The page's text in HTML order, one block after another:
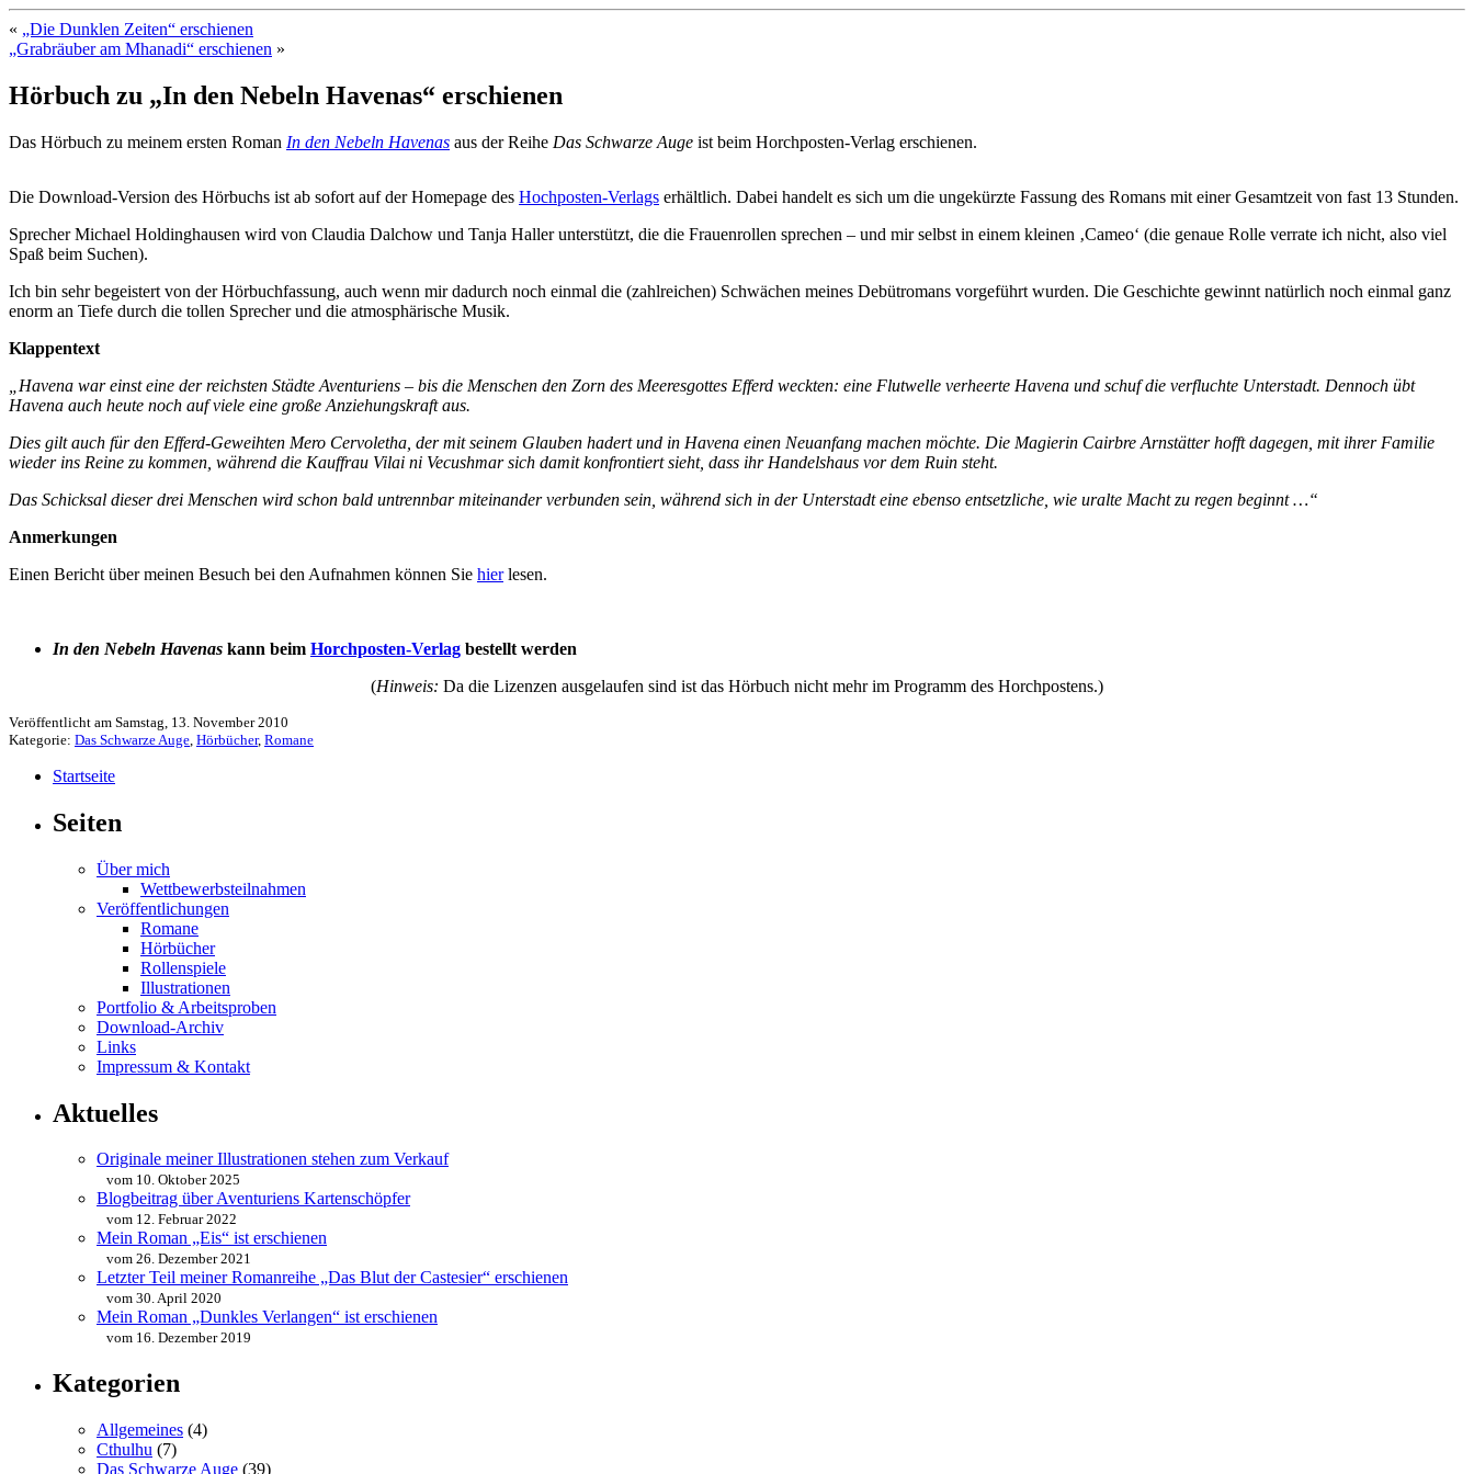
« „Die Dunklen Zeiten“ erschienen
„Grabräuber am Mhanadi“ erschienen »
Hörbuch zu „In den Nebeln Havenas“ erschienen
Das Hörbuch zu meinem ersten Roman In den Nebeln Havenas aus der Reihe Das Schwarze Auge ist beim Horchposten-Verlag erschienen.
Die Download-Version des Hörbuchs ist ab sofort auf der Homepage des Hochposten-Verlags erhältlich. Dabei handelt es sich um die ungekürzte Fassung des Romans mit einer Gesamtzeit von fast 13 Stunden.
Sprecher Michael Holdinghausen wird von Claudia Dalchow und Tanja Haller unterstützt, die die Frauenrollen sprechen – und mir selbst in einem kleinen ‚Cameo‘ (die genaue Rolle verrate ich nicht, also viel
Spaß beim Suchen).
Ich bin sehr begeistert von der Hörbuchfassung, auch wenn mir dadurch noch einmal die (zahlreichen) Schwächen meines Debütromans vorgeführt wurden. Die Geschichte gewinnt natürlich noch einmal ganz
enorm an Tiefe durch die tollen Sprecher und die atmosphärische Musik.
Klappentext
„Havena war einst eine der reichsten Städte Aventuriens – bis die Menschen den Zorn des Meeresgottes Efferd weckten: eine Flutwelle verheerte Havena und schuf die verfluchte Unterstadt. Dennoch übt
Havena auch heute noch auf viele eine große Anziehungskraft aus.
Dies gilt auch für den Efferd-Geweihten Mero Cervoletha, der mit seinem Glauben hadert und in Havena einen Neuanfang machen möchte. Die Magierin Cairbre Arnstätter hofft dagegen, mit ihrer Familie
wieder ins Reine zu kommen, während die Kauffrau Vilai ni Vecushmar sich damit konfrontiert sieht, dass ihr Handelshaus vor dem Ruin steht.
Das Schicksal dieser drei Menschen wird schon bald untrennbar miteinander verbunden sein, während sich in der Unterstadt eine ebenso entsetzliche, wie uralte Macht zu regen beginnt …“
Anmerkungen
Einen Bericht über meinen Besuch bei den Aufnahmen können Sie hierlesen.
In den Nebeln Havenas kann beim Horchposten-Verlag bestellt werden
(Hinweis: Da die Lizenzen ausgelaufen sind ist das Hörbuch nicht mehr im Programm des Horchpostens.)
Veröffentlicht am Samstag, 13. November 2010
Kategorie: Das Schwarze Auge Hörbücher, Romane
Startseite
Seiten
Über mich
Wettbewerbsteilnahmen
Veröffentlichungen
Romane
Hörbücher
Rollenspiele
Illustrationen
Portfolio & Arbeitsproben
Download-Archiv
Links
Impressum & Kontakt
Aktuelles
Originale meiner Illustrationen stehen zum Verkauf
vom 10. Oktober 2025
Blogbeitrag über Aventuriens Kartenschöpfer
vom 12. Februar 2022
Mein Roman „Eis“ ist erschienen
vom 26. Dezember 2021
Letzter Teil meiner Romanreihe „Das Blut der Castesier“ erschienen
vom 30. April 2020
Mein Roman „Dunkles Verlangen“ ist erschienen
vom 16. Dezember 2019
Kategorien
Allgemeines (4)
Cthulhu (7)
Das Schwarze Auge (39)